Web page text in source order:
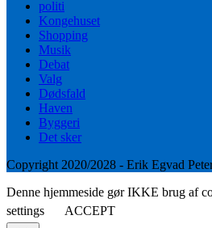
politi
Kongehuset
Shopping
Musik
Debat
Valg
Dødsfald
Haven
Byggeri
Det sker
Copyright 2020/2028 - Erik Egvad
Denne hjemmeside gør IKKE brug af
settings
ACCEPT